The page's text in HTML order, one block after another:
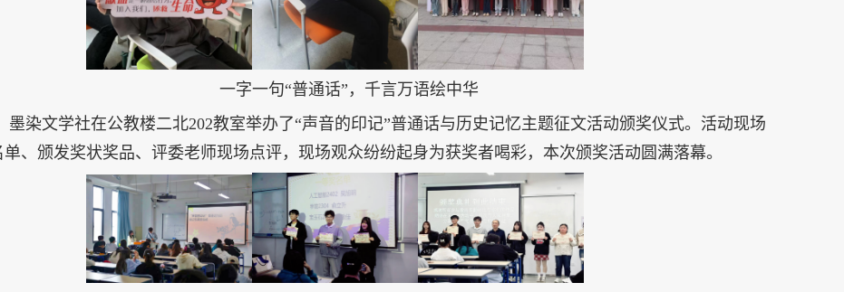
一字一句“普通话”，千言万语绘中华
墨染文学社在公教楼二北202教室举办了“声音的印记”普通话与历史记忆主题征文活动颁奖仪式。活动现场
、颁发奖状奖品、评委老师现场点评，现场观众纷纷起身为获奖者喝彩，本次颁奖活动圆满落幕。